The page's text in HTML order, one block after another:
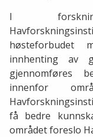
I
høsteforbudet
innhenting av
gjennomføres
innenfor
få bedre
området foreslo